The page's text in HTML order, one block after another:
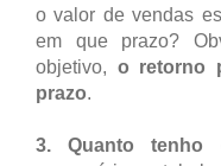
o valor de vendas
em que prazo?
objetivo, o retorno
prazo.
3. Quanto tenho